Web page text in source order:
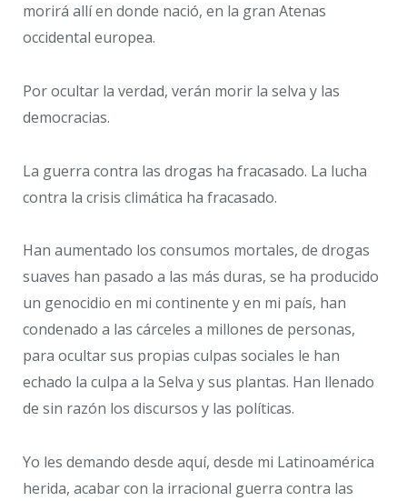
morirá allí en donde nació, en la gran Atenas
occidental europea.
Por ocultar la verdad, verán morir la selva y las
democracias.
La guerra contra las drogas ha fracasado. La lucha
contra la crisis climática ha fracasado.
Han aumentado los consumos mortales, de drogas
suaves han pasado a las más duras, se ha producido
un genocidio en mi continente y en mi país, han
condenado a las cárceles a millones de personas,
para ocultar sus propias culpas sociales le han
echado la culpa a la Selva y sus plantas. Han llenado
de sin razón los discursos y las políticas.
Yo les demando desde aquí, desde mi Latinoamérica
herida, acabar con la irracional guerra contra las